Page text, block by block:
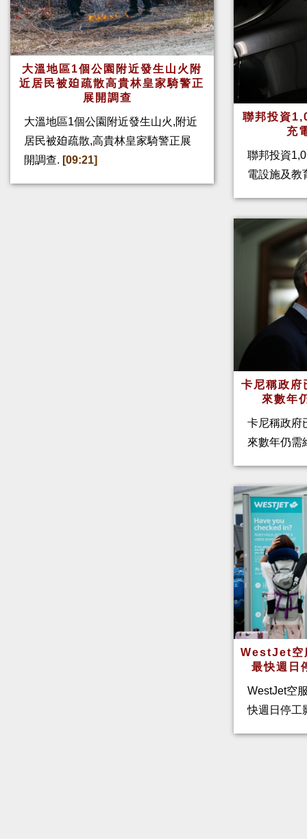
大溫地區1個公園附近發生山火附
近居民被廹疏散高貴林皇家騎警正
展開調查
大溫地區1個公園附近發生山火,附近
居民被廹疏散,高貴林皇家騎警正展
開調查. [09:21]
聯邦投資
充
聯邦投資
電設施及教
卡尼稱政府
來數年
卡尼稱政府
來數年仍需
WestJet空
最快週日
WestJet空
快週日停工